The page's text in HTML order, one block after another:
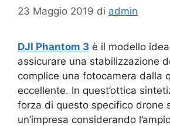
23 Maggio 2019 di admin
DJI Phantom 3 è il modello
assicurare una stabilizzazione
complice una fotocamera dalla
eccellente. In quest’ottica
forza di questo specifico drone
un’impresa considerando